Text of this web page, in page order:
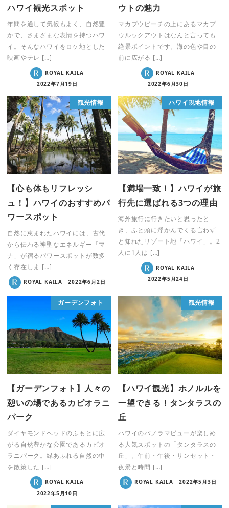
ハワイ観光スポット
年間を通して気候もよく、自然豊
かで、さまざまな表情を持つハワ
イ。そんなハワイをロケ地とした
映画やテレ […]
ROYAL KAILA
2022年7月19日
ウトの魅力
マカプウビーチの上にあるマカプ
ウルックアウトはなんと言っても
絶景ポイントです。海の色や目の
前に広がる […]
ROYAL KAILA
2022年6月30日
観光情報
【心も体もリフレッシ
ュ！】ハワイのおすすめパ
ワースポット
自然に恵まれたハワイには、古代
から伝わる神聖なエネルギー「マ
ナ」が宿るパワースポットが数多
く存在しま […]
ROYAL KAILA 2022年6月2日
ハワイ現地情報
【満場一致！】ハワイが旅
行先に選ばれる3つの理由
海外旅行に行きたいと思ったと
き、ふと頭に浮かんでくる言わず
と知れたリゾート地「ハワイ」。2
人に1人は […]
ROYAL KAILA
2022年5月24日
ガーデンフォト
【ガーデンフォト】人々の
憩いの場であるカピオラニ
パーク
ダイヤモンドヘッドのふもとに広
がる自然豊かな公園であるカピオ
ラニパーク。緑あふれる自然の中
を散策した […]
ROYAL KAILA
2022年5月10日
観光情報
【ハワイ観光】ホノルルを
一望できる！タンタラスの
丘
ハワイのパノラマビューが楽しめ
る人気スポットの「タンタラスの
丘」。午前・午後・サンセット・
夜景と時間 […]
ROYAL KAILA 2022年5月3日